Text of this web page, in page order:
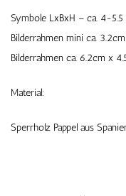
Symbole LxBxH – ca. 4-
Bilderrahmen mini ca.
Bilderrahmen ca. 6.2cm x
Material:
Sperrholz Pappel aus